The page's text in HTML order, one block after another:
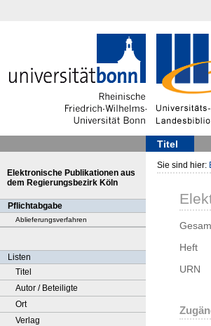
Titel
Elektronische Publikationen aus
dem Regierungsbezirk Köln
Pflichtabgabe
Ablieferungsverfahren
Listen
Titel
Autor / Beteiligte
Ort
Verlag
Sie sind hier:
Heft
URN